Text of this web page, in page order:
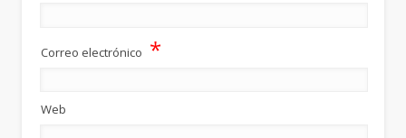
Correo electrónico *
Web